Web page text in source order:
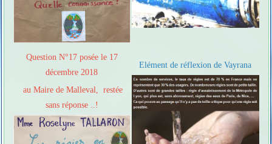
Question N°17 posée le 17
décembre 2018
au Maire de Malleval, restée
sans réponse ..!
Elément de réflexion de Vayrana